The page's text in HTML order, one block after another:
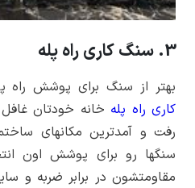
3. سنگ کاری راه پله
بهتر از سنگ برای پوشش راه
کاری راه پله خانه خودتان
رفت و آمدترین مکان­های
سنگ­ها رو برای پوشش اون
مقاومت­شون در برابر ضربه